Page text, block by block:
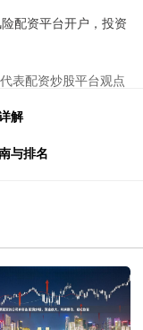
配资平台开户，投资
表配资炒股平台观点
解
与排名